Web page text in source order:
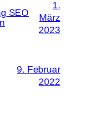
SEO
1.
März
2023
9. Februar
2022